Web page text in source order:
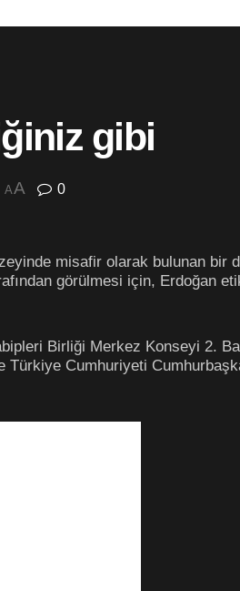
gibi
AA 0
misafir olarak bulunan bir
görülmesi için, Erdoğan
Birliği Merkez Konseyi 2.
Türkiye Cumhuriyeti